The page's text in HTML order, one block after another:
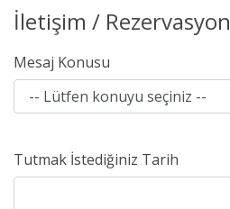
İletişim / Rezervasyon
Mesaj Konusu
Tutmak İstediğiniz Tarih